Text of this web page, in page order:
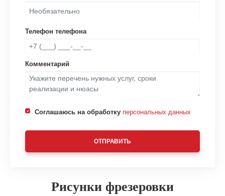
Телефон телефона
Комментарий
Соглашаюсь на обработку персональных данных
ОТПРАВИТЬ
Рисунки фрезеровки